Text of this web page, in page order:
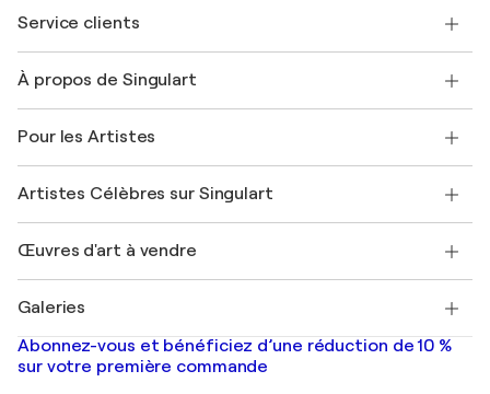
Service clients
Expédition
Offrir une carte cadeau
Rejoignez notre programme commercial
Mon compte
+33 1 76 44 06 42
À propos de Singulart
FAQ
Magazine Singulart
Emplois
Découvrez une sélection d'art original
Pour les Artistes
Se connecter en tant qu'Artiste
Artistes Célèbres sur Singulart
Marc Chagall
Banksy
Mr. Brainwash
Shepard Fairey
Œuvres d'art à vendre
Tableaux abstraits à vendre
Peintures de paysage
Estampes
Galeries
Galeries d'art en France
Galeries d'art en Belgique
Abonnez-vous et bénéficiez d’une réduction de 10 %
sur votre première commande